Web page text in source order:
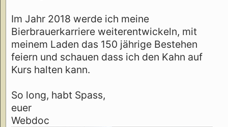
Im Jahr 2018 werde ich meine
Bierbrauerkarriere weiterentwickeln, mit
meinem Laden das 150 jährige Bestehen
feiern und schauen dass ich den Kahn auf
Kurs halten kann.
So long, habt Spass,
euer
Webdoc